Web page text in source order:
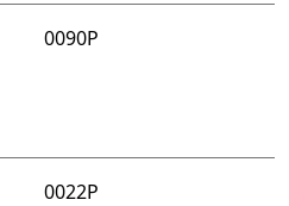
0090P
0022P